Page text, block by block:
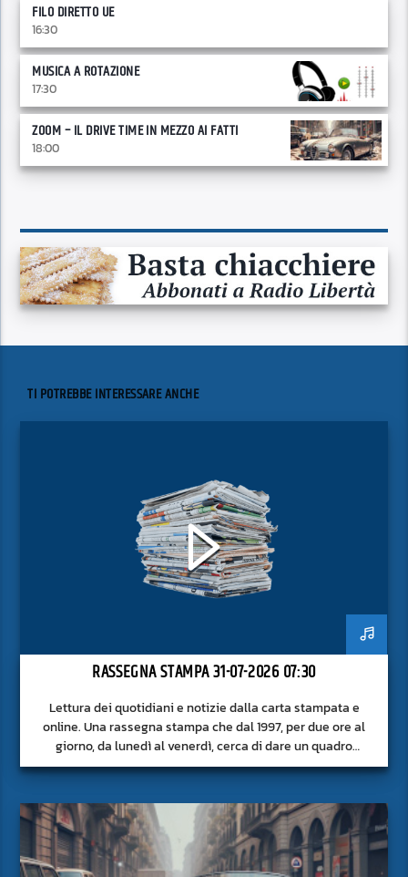
FILO DIRETTO UE
16:30
MUSICA A ROTAZIONE
17:30
ZOOM – IL DRIVE TIME IN MEZZO AI FATTI
18:00
TI POTREBBE INTERESSARE ANCHE
RASSEGNA STAMPA 31-07-2026 07:30
Lettura dei quotidiani e notizie dalla carta stampata e
online. Una rassegna stampa che dal 1997, per due ore al
giorno, da lunedì al venerdì, cerca di dare un quadro
approfondito delle notizie del giorno, senza fermarsi alla